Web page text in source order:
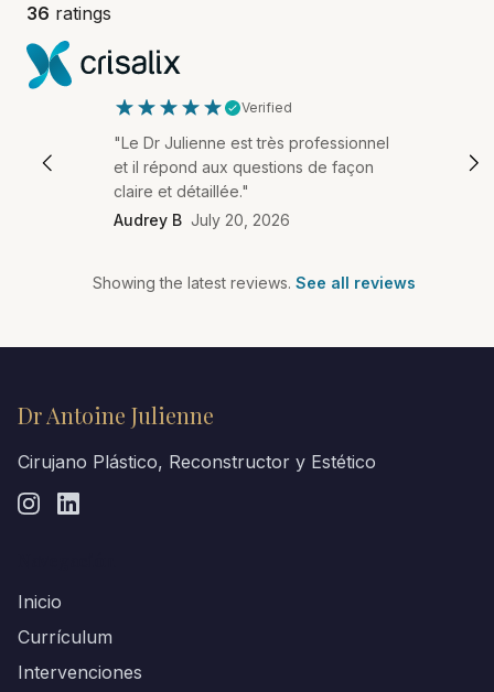
36 ratings
Verified
"Le Dr Julienne est très professionnel
et il répond aux questions de façon
claire et détaillée."
Audrey B July 20, 2026
Showing the latest reviews. See all reviews
Dr Antoine Julienne
Cirujano Plástico, Reconstructor y Estético
Inicio
Currículum
Intervenciones